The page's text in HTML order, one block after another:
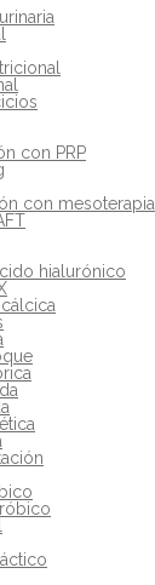
con PRP
con mesoterapia
hialurónico